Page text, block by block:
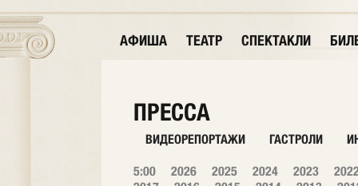
АФИША ТЕАТР СПЕКТАКЛИ
ПРЕССА
ВИДЕОРЕПОРТАЖИ ГАСТРОЛИ
5:00 2026 2025 2024 2023